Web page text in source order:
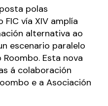
polas
vía XIV amplía
alternativa ao
escenario paralelo
Esta nova
á colaboración
e a Asociación